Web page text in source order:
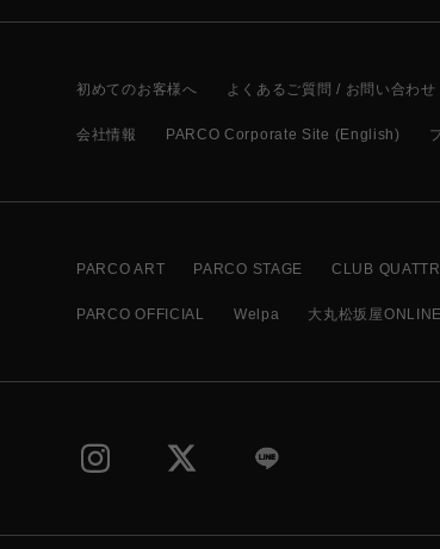
初めてのお客様へ よくあるご質問 / お問い合わせ
会社情報 PARCO Corporate Site (English)
PARCO ART PARCO STAGE CLUB
PARCO OFFICIAL Welpa 大丸松坂屋